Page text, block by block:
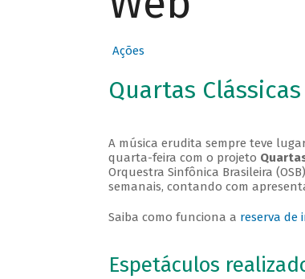
Ações
Quartas
A música erudita sempre teve
quarta-feira com o projeto
Orquestra Sinfônica Brasileira
semanais, contando com
Saiba como funciona a reserva de
Espetáculos